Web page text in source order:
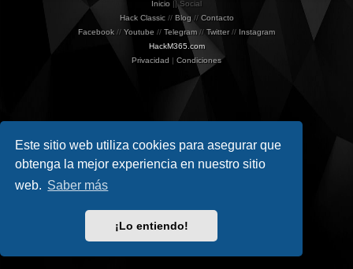
Este sitio web utiliza cookies para asegurar que
obtenga la mejor experiencia en nuestro sitio
web. Saber más
¡Lo entiendo!
Inicio || Social
Hack Classic// Blog // Contacto
Facebook // Youtube // Telegram // Twitter// Instagram
HackM365.com
Privacidad | Condiciones